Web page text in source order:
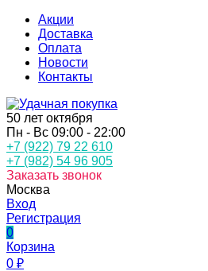
Акции
Доставка
Оплата
Новости
Контакты
50 лет октября
Пн - Вс 09:00 - 22:00
+7 (922) 79 22 610
+7 (982) 54 96 905
Заказать звонок
Москва
Вход
Регистрация
0
Корзина
0 ₽